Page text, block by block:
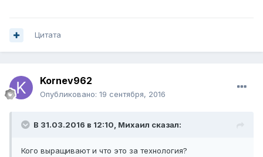
Цитата
Kornev962
Опубликовано: 19 сентября, 2016
В 31.03.2016 в 12:10, Михаил сказал:
Кого выращивают и что это за технология?